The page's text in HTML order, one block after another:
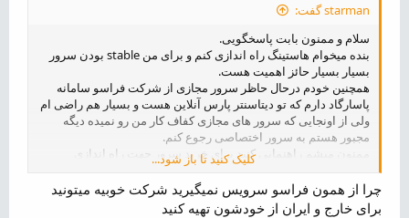
starman گفت:
سلام و ممنون بابت پاسخگویی.
بنده میخوام هاستینگ راه اندازی کنم و برای من stable بودن سرور
بسیار بسیار حائز اهمیت هست.
همچنین خودم درحال حاظر سرور مجازی از شرکت فراسو سامانه
پاسارگاد دارم که تو دیتاسنتر پارس آنلاین هست و بسیار هم راضی ام
ولی از اونجایی که سرور های مجازی کفاف کار من رو نمیده دیگه
مجبور هستم به سرور اختصاصی رجوع کنم.
ممنون میشم راهنمایی کنید برای خرید سرور جهت راه اندازی
هاستینگ به کجا باید مراجعه کنم.
کلیک کنید تا باز شود...
چرا از همون فراسو سرویس نمیگیرید شرکت خوبیه میتونید
برای خارج و ایران از خودشون تهیه کنید